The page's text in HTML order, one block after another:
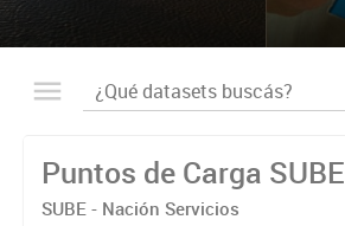
Puntos de Carga SUBE
SUBE - Nación Servicios